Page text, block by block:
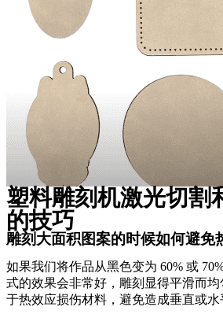
塑料雕刻机激光切割
的技巧
雕刻大面积图案的时候如何避免
如果我们将作品从黑色变为 60% 或
式的效果会非常好，雕刻显得平滑而
于热效应损伤材料，避免造成垂直或水